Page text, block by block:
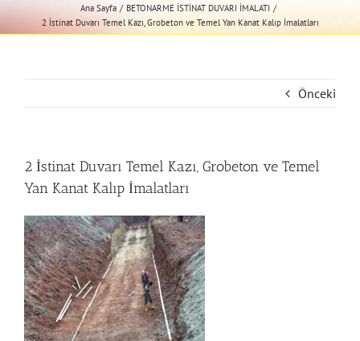
Ana Sayfa
BETONARME İSTİNAT DUVARI İMALATI
2 İstinat Duvarı Temel Kazı, Grobeton ve Temel Yan Kanat Kalıp İmalatları
Önceki
2 İstinat Duvarı Temel Kazı, Grobeton ve Temel
Yan Kanat Kalıp İmalatları